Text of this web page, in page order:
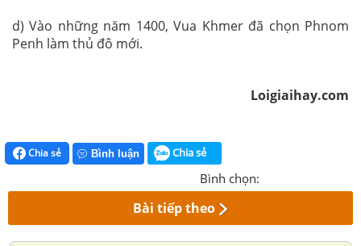
d) Vào những năm 1400, Vua Khmer đã chọn Phnom
Penh làm thủ đô mới.
Loigiaihay.com
Chia sẻ Bình luận Chia sẻ
Bình chọn:
Bài tiếp theo